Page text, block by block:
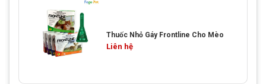
Thuốc Nhỏ Gáy Frontline Cho Mèo
Liên hệ